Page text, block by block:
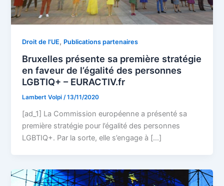
Droit de l'UE, Publications partenaires
Bruxelles présente sa première stratégie
en faveur de l’égalité des personnes
LGBTIQ+ – EURACTIV.fr
Lambert Volpi/13/11/2020
[ad_1] La Commission européenne a présenté sa
première stratégie pour l’égalité des personnes
LGBTIQ+. Par la sorte, elle s’engage à […]